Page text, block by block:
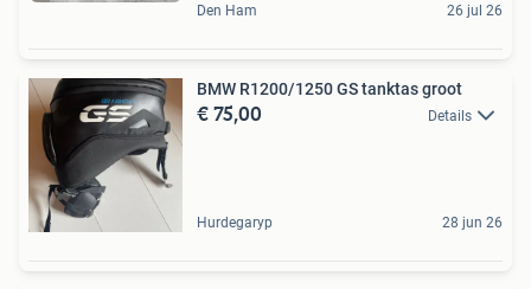
Den Ham 26 jul 26
BMW R1200/1250 GS tanktas groot
€ 75,00 Details
Hurdegaryp 28 jun 26